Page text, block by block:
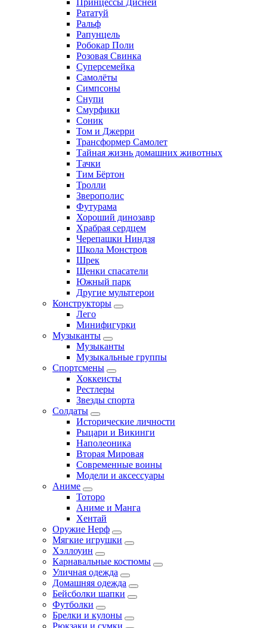
Рататуй
Ральф
Рапунцель
Робокар Поли
Розовая Свинка
Суперсемейка
Самолёты
Симпсоны
Снупи
Смурфики
Соник
Том и Джерри
Трансформер Самолет
Тайная жизнь домашних животных
Тачки
Тим Бёртон
Тролли
Зверополис
Футурама
Хороший динозавр
Храбрая сердцем
Черепашки Ниндзя
Школа Монстров
Шрек
Щенки спасатели
Южный парк
Другие мультгерои
Конструкторы
Лего
Минифигурки
Музыканты
Музыканты
Музыкальные группы
Спортсмены
Хоккеисты
Рестлеры
Звезды спорта
Солдаты
Исторические личности
Рыцари и Викинги
Наполеоника
Вторая Мировая
Современные воины
Модели и аксессуары
Аниме
Тоторо
Аниме и Манга
Хентай
Оружие Нерф
Мягкие игрушки
Хэллоуин
Карнавальные костюмы
Уличная одежда
Домашняя одежда
Бейсболки шапки
Футболки
Брелки и кулоны
Рюкзаки и сумки